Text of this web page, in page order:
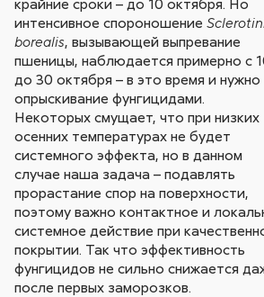
интенсивное спороношение
borealis, вызывающей выпревание
пшеницы, наблюдается примерно с
до 30 октября – в это время и нужно
опрыскивание фунгицидами.
Некоторых смущает, что при низких
осенних температурах не будет
системного эффекта, но в данном
случае наша задача – подавлять
прорастание спор на поверхности,
поэтому важно контактное и
системное действие при
покрытии. Так что эффективность
фунгицидов не сильно снижается
после первых заморозков.